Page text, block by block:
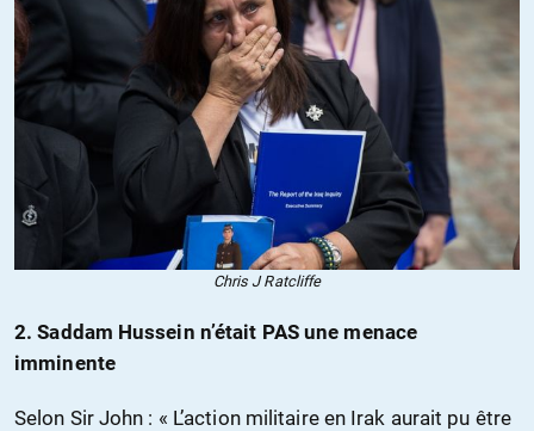
Chris J Ratcliffe
2. Saddam Hussein n’était PAS une menace
imminente
Selon Sir John : « L’action militaire en Irak aurait pu être